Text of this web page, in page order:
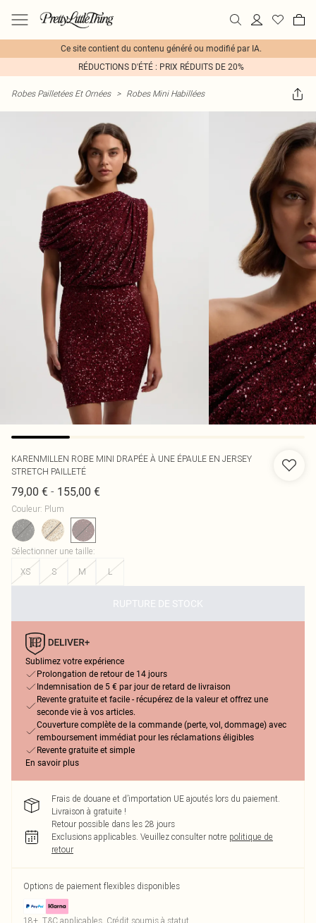
Ce site contient du contenu généré ou modifié par IA.
RÉDUCTIONS D'ÉTÉ : PRIX RÉDUITS DE 20%
Robes Pailletées Et Ornées > Robes Mini Habillées
KARENMILLEN ROBE MINI DRAPÉE À UNE ÉPAULE EN JERSEY
STRETCH PAILLETÉ
79,00 € - 155,00 €
Couleur: Plum
Sélectionner une taille:
XS
S M L
RUPTURE DE STOCK
Sublimez votre expérience
Prolongation de retour de 14 jours
Indemnisation de 5 € par jour de retard de livraison
Revente gratuite et facile - récupérez de la valeur et offrez une
seconde vie à vos articles.
Couverture complète de la commande (perte, vol, dommage) avec
remboursement immédiat pour les réclamations éligibles
Revente gratuite et simple
En savoir plus
Frais de douane et d’importation UE ajoutés lors du paiement.
Livraison à gratuite !
Retour possible dans les 28 jours
Exclusions applicables. Veuillez consulter notre politique de
retour
Options de paiement flexibles disponibles
18+, T&C applicables. Crédit soumis à statut